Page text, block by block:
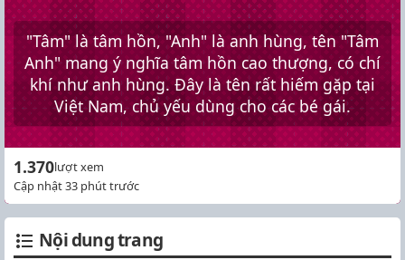
"Tâm" là tâm hồn, "Anh" là anh hùng, tên "Tâm
Anh" mang ý nghĩa tâm hồn cao thượng, có chí
khí như anh hùng. Đây là tên rất hiếm gặp tại
Việt Nam, chủ yếu dùng cho các bé gái.
1.370lượt xem
Cập nhật 33 phút trước
Nội dung trang